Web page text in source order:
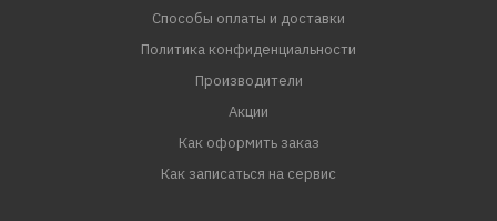
Способы оплаты и доставки
Политика конфиденциальности
Производители
Акции
Как оформить заказ
Как записаться на сервис